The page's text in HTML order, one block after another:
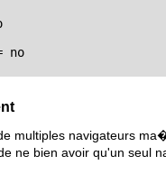
no
multiples navigateurs
ne bien avoir qu'un seul